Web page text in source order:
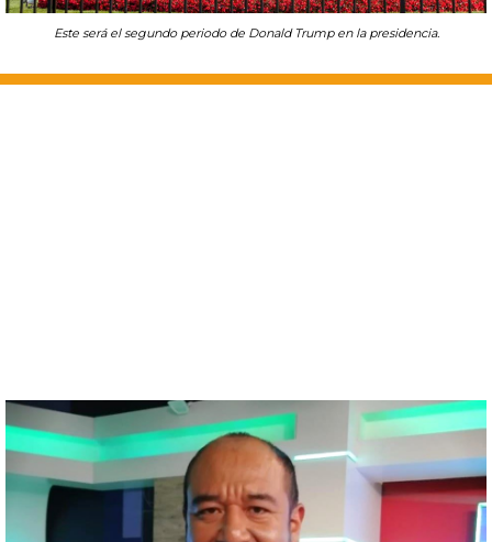
Este será el segundo periodo de Donald Trump en la presidencia.